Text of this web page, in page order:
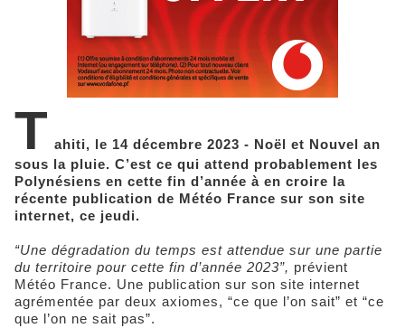
T ahiti, le 14 décembre 2023 - Noël et Nouvel an
sous la pluie. C’est ce qui attend probablement les
Polynésiens en cette fin d’année à en croire la
récente publication de Météo France sur son site
internet, ce jeudi.
“Une dégradation du temps est attendue sur une partie
du territoire pour cette fin d’année 2023”, prévient
Météo France. Une publication sur son site internet
agrémentée par deux axiomes, “ce que l’on sait” et “ce
que l’on ne sait pas”.